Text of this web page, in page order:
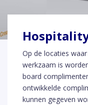
Hospitality
Op de locaties
werkzaam is
board
ontwikkelde
kunnen gegeven